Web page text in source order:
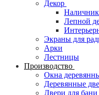
Декор
Лепной
Экраны для
Арки
Лестницы
Производство
Окна
Деревянные
Двери для